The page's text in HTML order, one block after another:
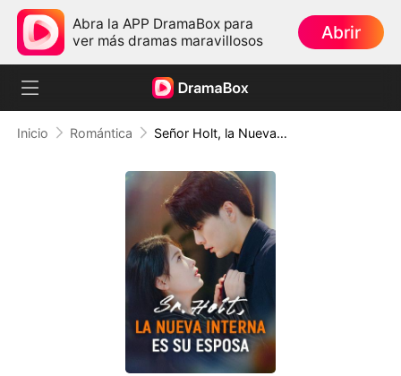
Abra la APP DramaBox para
ver más dramas maravillosos
Abrir
Inicio Romántica Señor Holt, la Nueva Interna es su Esposa